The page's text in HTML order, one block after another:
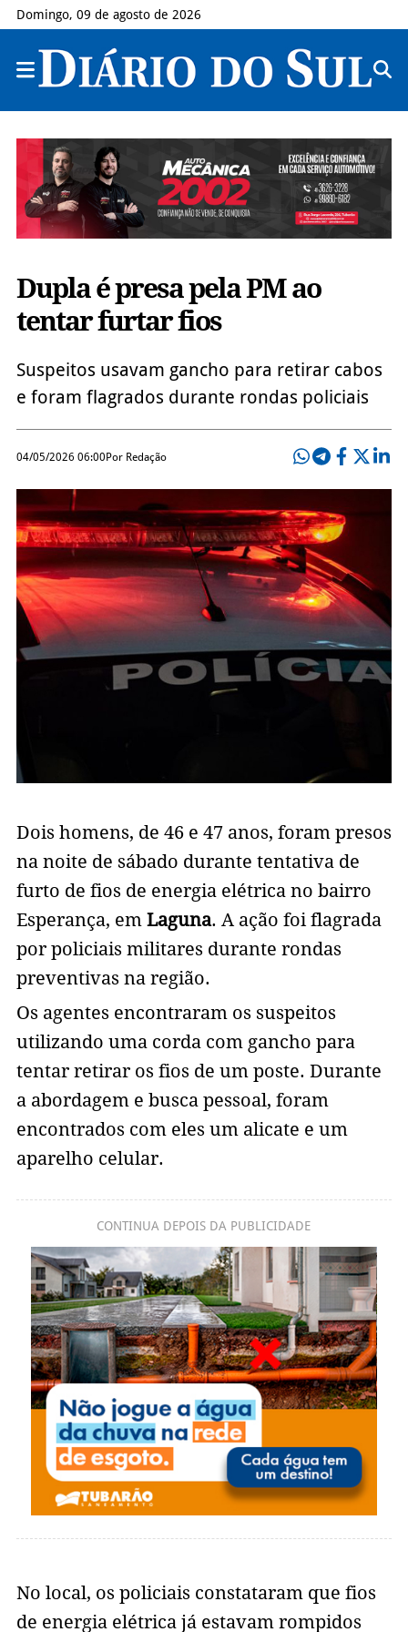
Domingo, 09 de agosto de 2026
Dupla é presa pela PM ao
tentar furtar fios
Suspeitos usavam gancho para retirar cabos
e foram flagrados durante rondas policiais
04/05/2026 06:00Por Redação
Dois homens, de 46 e 47 anos, foram presos
na noite de sábado durante tentativa de
furto de fios de energia elétrica no bairro
Esperança, emLaguna. A ação foi flagrada
por policiais militares durante rondas
preventivas na região.
Os agentes encontraram os suspeitos
utilizando uma corda com gancho para
tentar retirar os fios de um poste. Durante
a abordagem e busca pessoal, foram
encontrados com eles um alicate e um
aparelho celular.
CONTINUA DEPOIS DA PUBLICIDADE
No local, os policiais constataram que fios
de energia elétrica já estavam rompidos